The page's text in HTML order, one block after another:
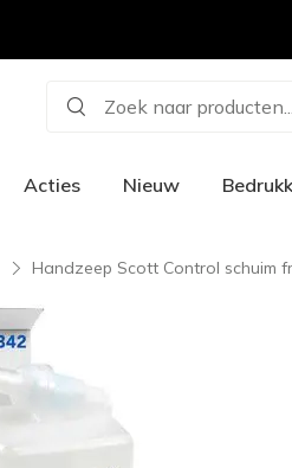
Zoek naar producten...
Acties Nieuw
Handzeep Scott Control schuim